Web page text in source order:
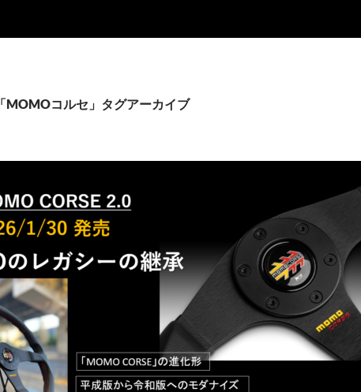
「MOMOコルセ」タグアーカイブ